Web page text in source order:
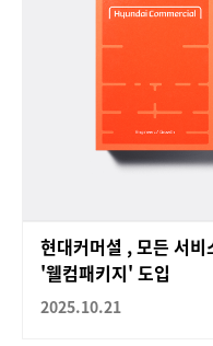
현대커머셜 , 모든 서
'웰컴패키지' 도입
2025.10.21